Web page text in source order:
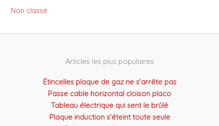
Non classé
Articles les plus populaires
Étincelles plaque de gaz ne s'arrête pas
Passe cable horizontal cloison placo
Tableau électrique qui sent le brûlé
Plaque induction s'éteint toute seule